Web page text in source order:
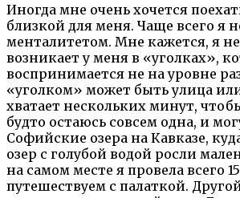
Иногда мне очень хочется
близкой для меня. Чаще всего я
менталитетом. Мне кажется, я
возникает у меня в «уголках»,
воспринимается не на уровне
«уголком» может быть улица
хватает нескольких минут,
будто остаюсь совсем одна, и
Софийские озера на Кавказе,
озер с голубой водой росли
на самом месте я провела всего
путешествуем с палаткой.